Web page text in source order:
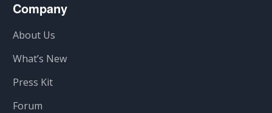
Company
About Us
What’s New
Press Kit
Forum